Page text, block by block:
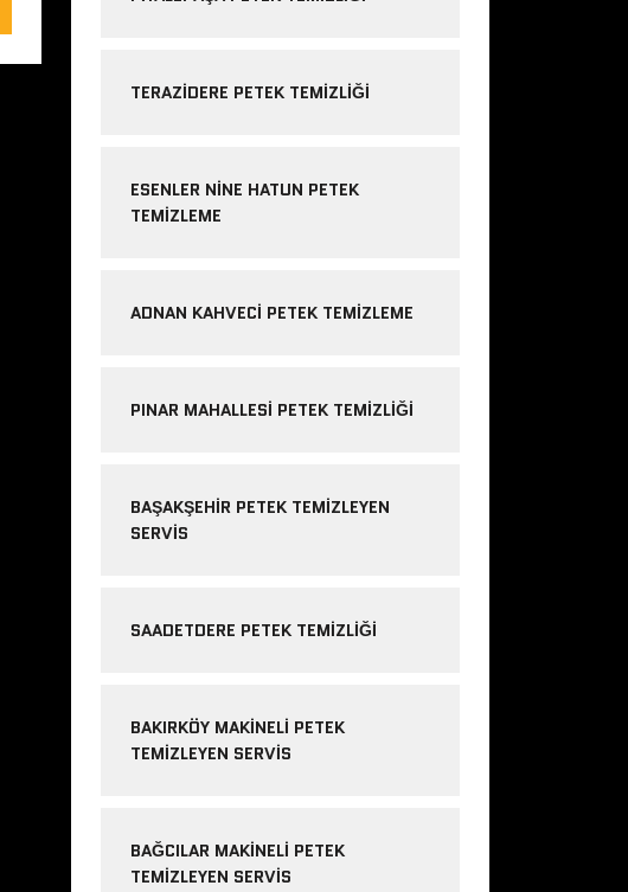
TERAZIDERE PETEK TEMIZLIĞI
ESENLER NINE HATUN PETEK
TEMIZLEME
ADNAN KAHVECI PETEK TEMIZLEME
PINAR MAHALLESI PETEK TEMIZLIĞI
BAŞAKŞEHIR PETEK TEMIZLEYEN
SERVIS
SAADETDERE PETEK TEMIZLIĞI
BAKIRKÖY MAKINELI PETEK
TEMIZLEYEN SERVIS
BAĞCILAR MAKINELI PETEK
TEMIZLEYEN SERVIS